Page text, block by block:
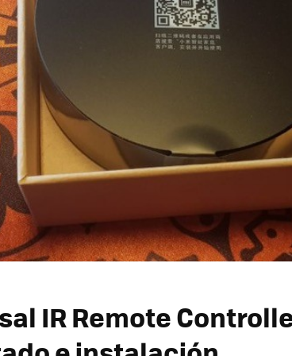
IR Remote